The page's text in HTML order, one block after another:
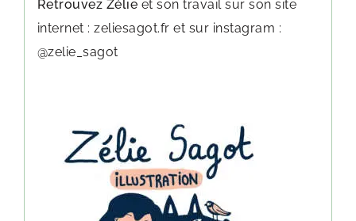
Retrouvez Zélie et son travail sur son site
internet : zeliesagot.fr et sur instagram :
@zelie_sagot